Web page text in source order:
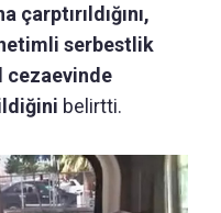
çarptırıldığını,
serbestlik
cezaevinde
belirtti.